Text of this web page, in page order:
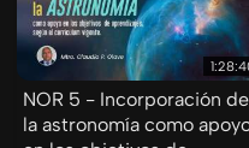
NOR 5 - Incorporación de
la astronomía como